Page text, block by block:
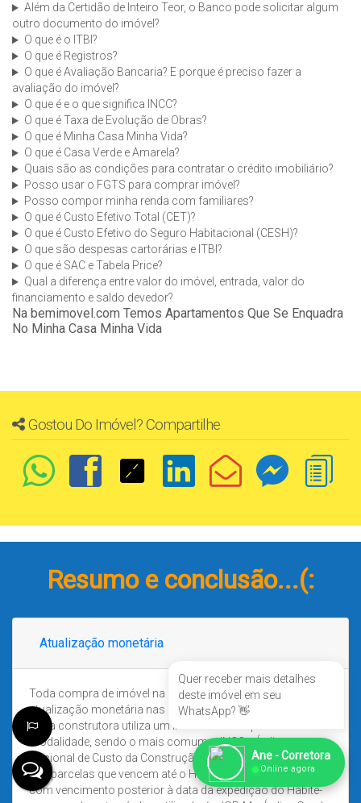
Além da Certidão de Inteiro Teor, o Banco pode solicitar algum
outro documento do imóvel?
O que é o ITBI?
O que é Registros?
O que é Avaliação Bancaria? E porque é preciso fazer a
avaliação do imóvel?
O que é e o que significa INCC?
O que é Taxa de Evolução de Obras?
O que é Minha Casa Minha Vida?
O que é Casa Verde e Amarela?
Quais são as condições para contratar o crédito imobiliário?
Posso usar o FGTS para comprar imóvel?
Posso compor minha renda com familiares?
O que é Custo Efetivo Total (CET)?
O que é Custo Efetivo do Seguro Habitacional (CESH)?
O que são despesas cartorárias e ITBI?
O que é SAC e Tabela Price?
Qual a diferença entre valor do imóvel, entrada, valor do
financiamento e saldo devedor?
Na bemimovel.com Temos Apartamentos Que Se Enquadra
No Minha Casa Minha Vida
Gostou Do Imóvel? Compartilhe
Resumo e conclusão...(:
Atualização monetária
Toda compra de imóvel na planta tem aplicação de
atualização monetária nas parcelas e no saldo devedor.
Cada construtora utiliza um índice diferente para cada
modalidade, sendo o mais comum o INCC – Índice
Nacional de Custo da Construção. Esse índice é aplicado
nas parcelas que vencem até o Habite-se. Se tiver parcelas
com vencimento posterior à data da expedição do Habite-
Quer receber mais detalhes
deste imóvel em seu
WhatsApp? 👋
Ane - Corretora
● Online agora